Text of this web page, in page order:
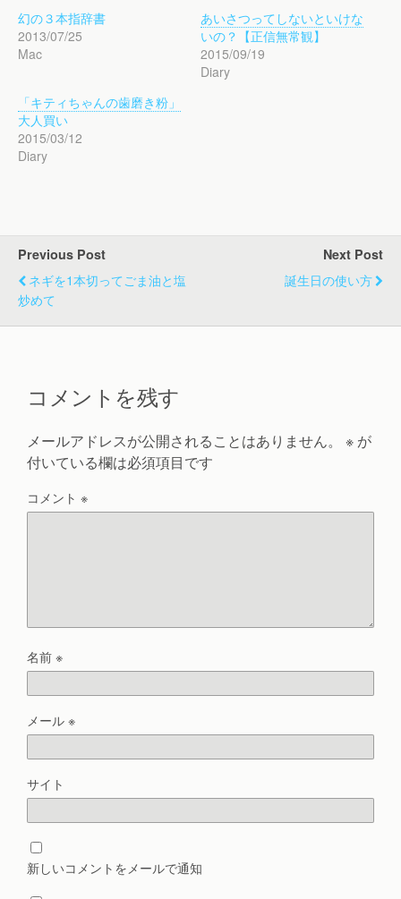
幻の３本指辞書
2013/07/25
Mac
あいさつってしないといけな
いの？【正信無常観】
2015/09/19
Diary
「キティちゃんの歯磨き粉」
大人買い
2015/03/12
Diary
Previous Post
ネギを1本切ってごま油と塩
炒めて
Next Post
誕生日の使い方
コメントを残す
メールアドレスが公開されることはありません。 ※ が
付いている欄は必須項目です
コメント ※
名前※
メール※
サイト
新しいコメントをメールで通知